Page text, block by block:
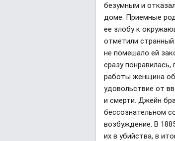
безумным и
доме. Приемные
ее злобу к
отметили
не помешало ей
сразу
работы женщина
удовольствие от
и смерти. Джейн
бессознательном
возбуждение. В
их в убийства, в